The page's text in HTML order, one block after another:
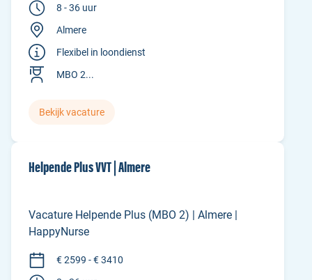
8 - 36 uur
Almere
Flexibel in loondienst
MBO 2...
Bekijk vacature
Helpende Plus VVT | Almere
Vacature Helpende Plus (MBO 2) | Almere |
HappyNurse
€ 2599 - € 3410